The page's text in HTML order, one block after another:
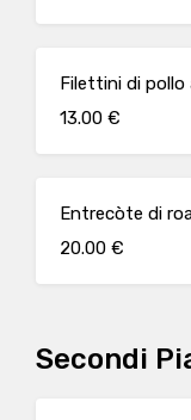
Filettini di
13.00 €
Entrecòte di
20.00 €
Secondi